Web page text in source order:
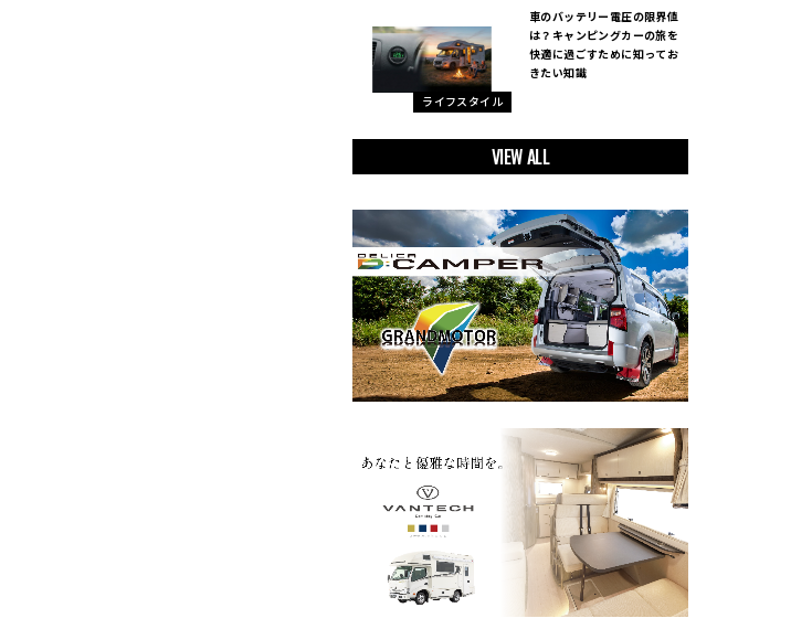
ライフスタイル
車のバッテリー電圧の限界値
は？キャンピングカーの旅を
快適に過ごすために知ってお
きたい知識
VIEW ALL